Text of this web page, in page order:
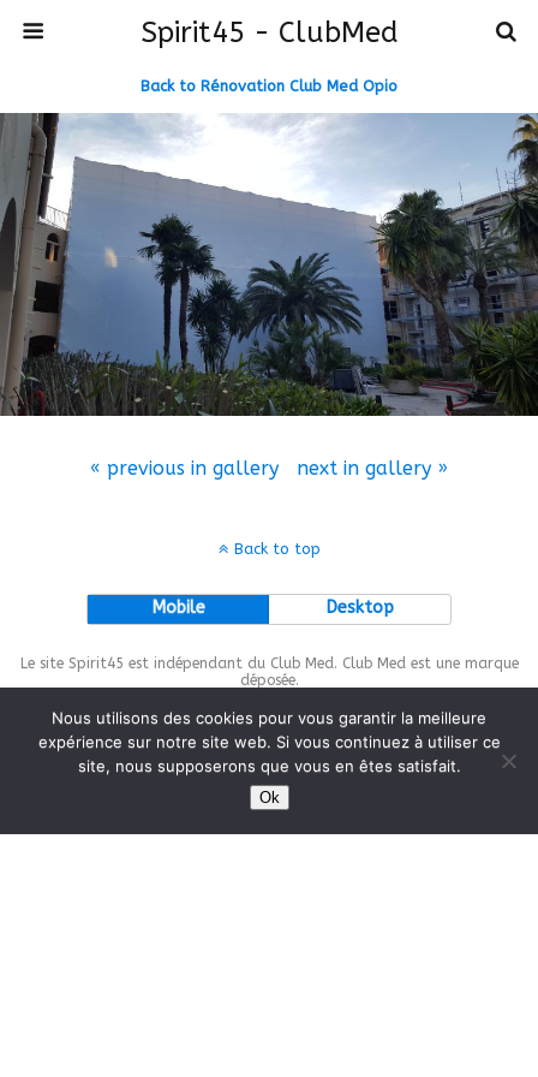
Spirit45 - ClubMed
Back to Rénovation Club Med Opio
« previous in gallery next in gallery »
Back to top
Mobile Desktop
Le site Spirit45 est indépendant du Club Med. Club Med est une marque
déposée.
This site is protected bywp-copyrightpro.com
Nous utilisons des cookies pour vous garantir la meilleure
expérience sur notre site web. Si vous continuez à utiliser ce
site, nous supposerons que vous en êtes satisfait.
Ok